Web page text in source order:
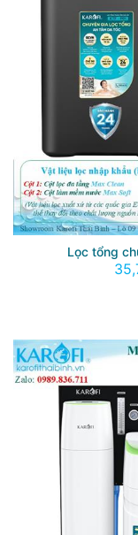
Lọc tổng